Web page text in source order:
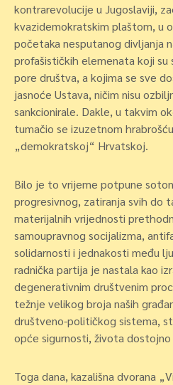
kontrarevolucije u Jugoslaviji,
kvazidemokratskim plaštom, u
početaka nesputanog divljanja
profašističkih elemenata koji su
pore društva, a kojima se sve
jasnoće Ustava, ničim nisu
sankcionirale. Dakle, u takvim
tumačio se izuzetnom
„demokratskoj“ Hrvatskoj.
Bilo je to vrijeme potpune
progresivnog, zatiranja svih do
materijalnih vrijednosti
samoupravnog socijalizma,
solidarnosti i jednakosti među
radnička partija je nastala kao
degenerativnim društvenim
težnje velikog broja naših
društveno-političkog sistema,
opće sigurnosti, života dostojno
Toga dana, kazališna dvorana